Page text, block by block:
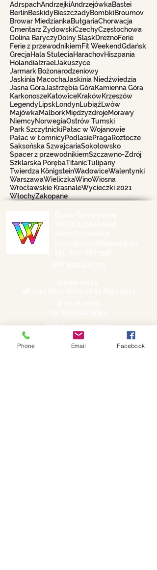
AdrspachAndrzejkiAndrzejówkaBastei
BerlinBeskidyBieszczadyBombkiBroumov
Browar MiedziankaBułgariaChorwacja
Cmentarz ŻydowskiCzechyCzęstochowa
Dolina BaryczyDolny ŚląskDreznoFerie
Ferie z przewodnikiemFit WeekendGdańsk
GrecjaHala StuleciaHarachovHiszpania
Holandia IzraelJakuszyce
Jarmark Bożonarodzeniowy
Jaskinia MacochaJaskinia Niedźwiedzia
Jasna GóraJastrzębia GóraKamienna Góra
KarkonoszeKatowiceKrakówKrzeszów
LegendyLipskLondynLubiążLwów
MajówkaMalborkMiędzyzdrojeMorawy
NiemcyNorwegiaOstrów Tumski
Park SzczytnickiPałac w Wojanowie
Pałac w ŁomnicyPodlasiePragaRoztocze
Saksońska SzwajcariaSokołowsko
Spacer z przewodnikiemSzczawno-Zdrój
Szklarska PorębaTitanicTulipany
Twierdza KönigsteinWadowiceWalentynki
WarszawaWieliczkaWinoWiosna
Wrocławskie KrasnaleWycieczki 2021
WłochyZakopane
Polityka prywatności
Phone Email Facebook